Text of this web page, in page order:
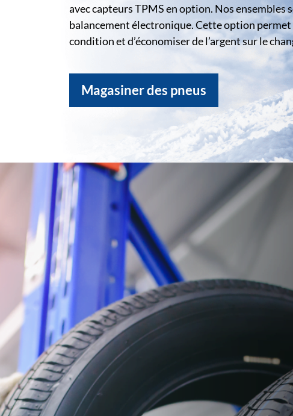
avec capteurs TPMS en option. Nos
balancement électronique. Cette option permet
condition et d’économiser de l’argent sur le
Magasiner des pneus